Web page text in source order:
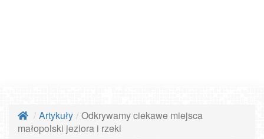
Artykuły
Odkrywamy ciekawe miejsca
małopolski jeziora i rzeki